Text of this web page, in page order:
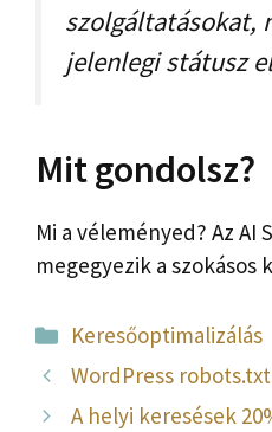
szolgáltatásokat,
jelenlegi státusz
Mit gondolsz?
Mi a véleményed? Az AI
megegyezik a szokásos
Kategória
Keresőoptimalizálás
WordPress
A helyi keresések